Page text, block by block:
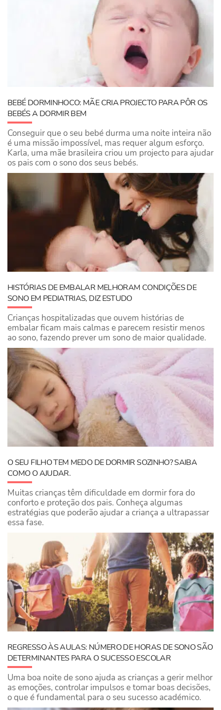
BEBÉ DORMINHOCO: MÃE CRIA PROJECTO PARA PÔR OS
BEBÉS A DORMIR BEM
Conseguir que o seu bebé durma uma noite inteira não
é uma missão impossível, mas requer algum esforço.
Karla, uma mãe brasileira criou um projecto para ajudar
os pais com o sono dos seus bebés.
HISTÓRIAS DE EMBALAR MELHORAM CONDIÇÕES DE
SONO EM PEDIATRIAS, DIZ ESTUDO
Crianças hospitalizadas que ouvem histórias de
embalar ficam mais calmas e parecem resistir menos
ao sono, fazendo prever um sono de maior qualidade.
O SEU FILHO TEM MEDO DE DORMIR SOZINHO? SAIBA
COMO O AJUDAR.
Muitas crianças têm dificuldade em dormir fora do
conforto e proteção dos pais. Conheça algumas
estratégias que poderão ajudar a criança a ultrapassar
essa fase.
REGRESSO ÀS AULAS: NÚMERO DE HORAS DE SONO SÃO
DETERMINANTES PARA O SUCESSO ESCOLAR
Uma boa noite de sono ajuda as crianças a gerir melhor
as emoções, controlar impulsos e tomar boas decisões,
o que é fundamental para o seu sucesso académico.